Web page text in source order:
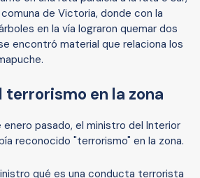
de Victoria, donde con la
en la vía lograron quemar dos
encontró material que relaciona los
terrorismo en la zona
enero pasado, el ministro del Interior
reconocido "terrorismo" en la zona.
qué es una conducta terrorista